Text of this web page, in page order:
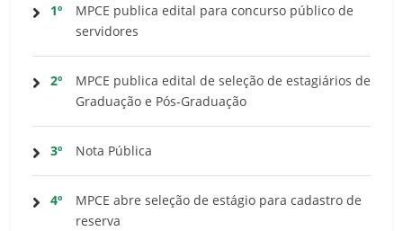
1º
MPCE publica edital para concurso público de
servidores
2º
MPCE publica edital de seleção de estagiários de
Graduação e Pós-Graduação
3º Nota Pública
4º
MPCE abre seleção de estágio para cadastro de
reserva